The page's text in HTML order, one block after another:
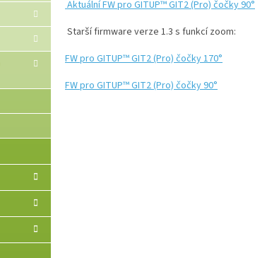
Aktuální FW pro GITUP™ GIT2 (Pro) čočky 90°
Starší firmware verze 1.3 s funkcí zoom:
FW pro GITUP™ GIT2 (Pro) čočky 170°
FW pro GITUP™ GIT2 (Pro) čočky 90°